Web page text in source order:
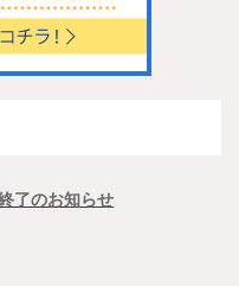
了のお知らせ